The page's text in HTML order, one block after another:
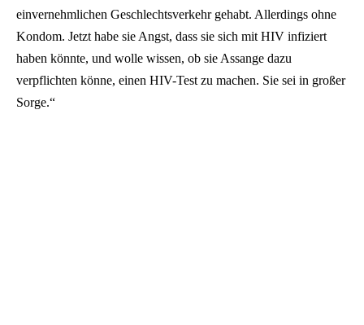
einvernehmlichen Geschlechts­verkehr gehabt. Allerdings ohne
Kondom. Jetzt habe sie Angst, dass sie sich mit HIV infiziert
haben könnte, und wolle wissen, ob sie Assange dazu
verpflichten könne, einen HIV-Test zu machen. Sie sei in großer
Sorge.“